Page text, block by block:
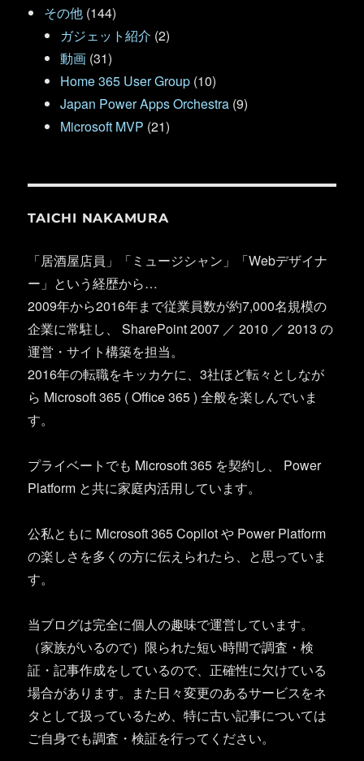
その他 (144)
ガジェット紹介 (2)
動画 (31)
Home 365 User Group (10)
Japan Power Apps Orchestra (9)
Microsoft MVP (21)
TAICHI NAKAMURA
「居酒屋店員」「ミュージシャン」「Webデザイナ
ー」という経歴から…
2009年から2016年まで従業員数が約7,000名規模の
企業に常駐し、 SharePoint 2007 ／ 2010 ／ 2013 の
運営・サイト構築を担当。
2016年の転職をキッカケに、3社ほど転々としなが
ら Microsoft 365 ( Office 365 ) 全般を楽しんでいま
す。
プライベートでも Microsoft 365 を契約し、 Power
Platform と共に家庭内活用しています。
公私ともに Microsoft 365 Copilot や Power Platform
の楽しさを多くの方に伝えられたら、と思っていま
す。
当ブログは完全に個人の趣味で運営しています。
（家族がいるので）限られた短い時間で調査・検
証・記事作成をしているので、正確性に欠けている
場合があります。また日々変更のあるサービスをネ
タとして扱っているため、特に古い記事については
ご自身でも調査・検証を行ってください。